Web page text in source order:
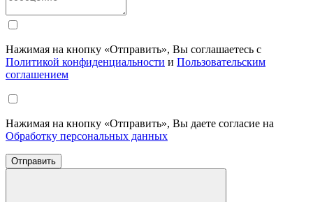
Нажимая на кнопку «Отправить», Вы соглашаетесь с
Политикой конфиденциальности и Пользовательским
соглашением
Нажимая на кнопку «Отправить», Вы даете согласие на
Обработку персональных данных
Отправить